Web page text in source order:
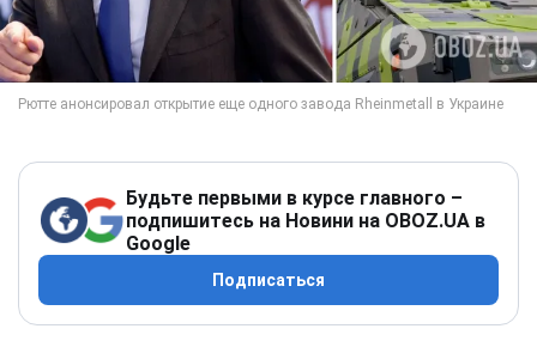
Будьте первыми в курсе главного –
подпишитесь на Новини на OBOZ.UA в
Google
Подписаться